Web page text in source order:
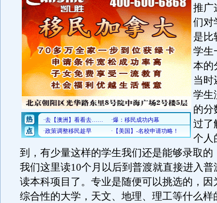
推广
们对
是比
学生
本的
当时
学生
的分
过了
个人
到，有少量这样的学生我们还是能够录取的
我们这里读10个月以后到普渡就直接进入
读本科项目了。专业是随便可以挑选的，因
综合性的大学，天文、地理、理工等什么样